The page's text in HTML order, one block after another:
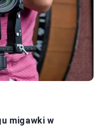
migawki w